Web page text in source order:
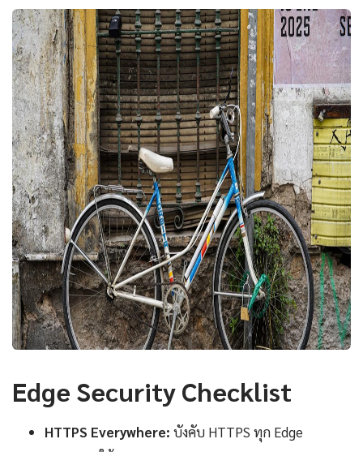
Edge Security Checklist
HTTPS Everywhere: บังคับ HTTPS ทุก Edge